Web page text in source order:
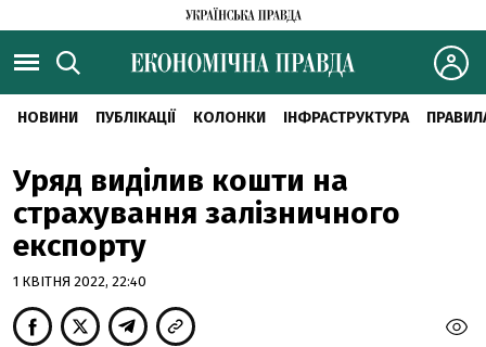
НОВИНИ ПУБЛІКАЦІЇ КОЛОНКИ ІНФРАСТРУКТУРА
Уряд виділив кошти на
страхування залізничного
експорту
1 КВІТНЯ 2022, 22:40